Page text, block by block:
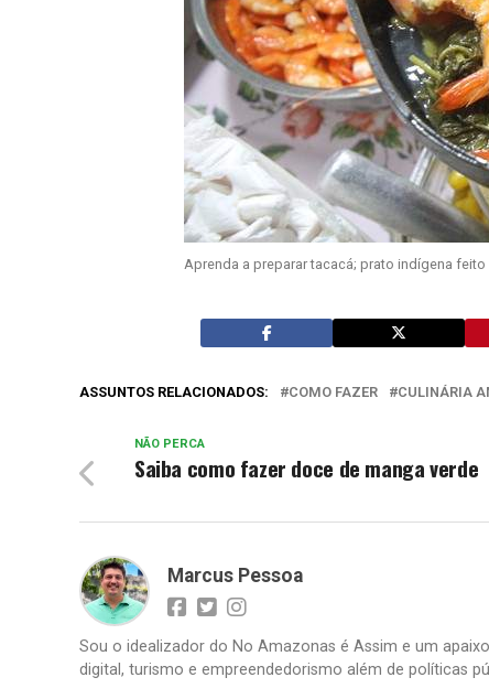
Aprenda a preparar tacacá; prato indígena
ASSUNTOS RELACIONADOS: COMO FAZER CULINÁRIA
NÃO PERCA
Saiba como fazer doce de manga verde
Marcus Pessoa
Sou o idealizador do No Amazonas é Assim e um
digital, turismo e empreendedorismo além de políticas